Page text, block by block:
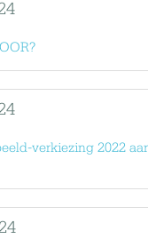
verkiezing 2022